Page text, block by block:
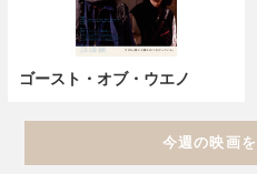
ゴースト・オブ・ウエノ
今週の映画